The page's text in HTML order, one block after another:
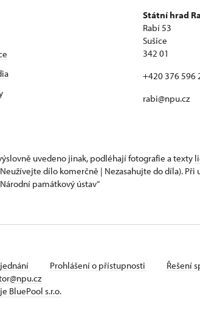
Státní hrad
Rabí 53
Sušice
342 01
+420 376 596
rabi@npu.cz
uvedeno jinak, podléhají fotografie a texty
dílo komerčně | Nezasahujte do díla).
Národní památkový ústav“
Prohlášení o přístupnosti Řešení
BluePool s.r.o.